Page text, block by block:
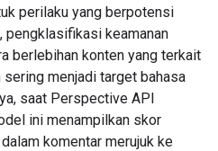
perilaku yang berpotensi
pengklasifikasi keamanan
berlebihan konten yang terkait
menjadi target bahasa
saat Perspective API
ini menampilkan skor
komentar merujuk ke